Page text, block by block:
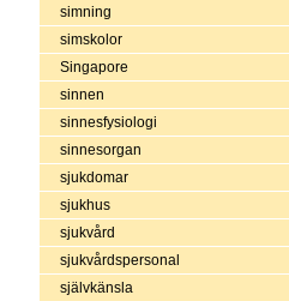
simning
simskolor
Singapore
sinnen
sinnesfysiologi
sinnesorgan
sjukdomar
sjukhus
sjukvård
sjukvårdspersonal
självkänsla